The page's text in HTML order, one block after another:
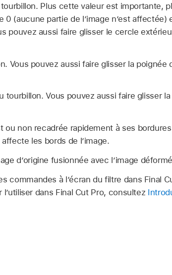
Plus cette valeur est importante,
(aucune partie de l’image n’est affectée)
pouvez aussi faire glisser le cercle
Vous pouvez aussi faire glisser la poignée
Vous pouvez aussi faire glisser
ou non recadrée rapidement à ses
les bords de lʼimage.
d’origine fusionnée avec l’image
commandes à l’écran du filtre dans Final
dans Final Cut Pro, consultez